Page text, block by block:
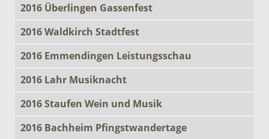
2016 Überlingen Gassenfest
2016 Waldkirch Stadtfest
2016 Emmendingen Leistungsschau
2016 Lahr Musiknacht
2016 Staufen Wein und Musik
2016 Bachheim Pfingstwandertage